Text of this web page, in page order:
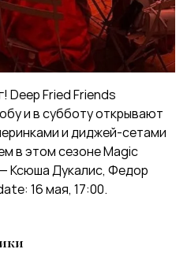
Deep Fried Friends
и в субботу открывают
и диджей-сетами
в этом сезоне Magic
Ксюша Дукалис, Федор
16 мая, 17:00.